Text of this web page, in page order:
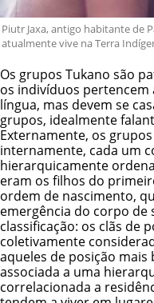
Piutr Jaxa, antigo habitante de
atualmente vive na Terra
Os grupos Tukano são
os indivíduos pertencem
língua, mas devem se
grupos, idealmente
Externamente, os
internamente, cada um
hierarquicamente
eram os filhos do
ordem de nascimento,
emergência do corpo de
classificação: os clãs de
coletivamente
aqueles de posição mais
associada a uma
correlacionada a